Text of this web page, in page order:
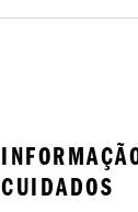
CUIDADOS